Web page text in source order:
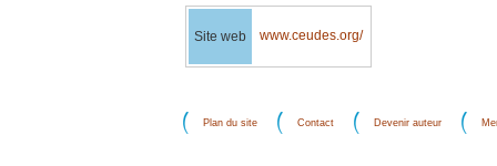
Site web www.ceudes.org/
Plan du site Contact Devenir auteur